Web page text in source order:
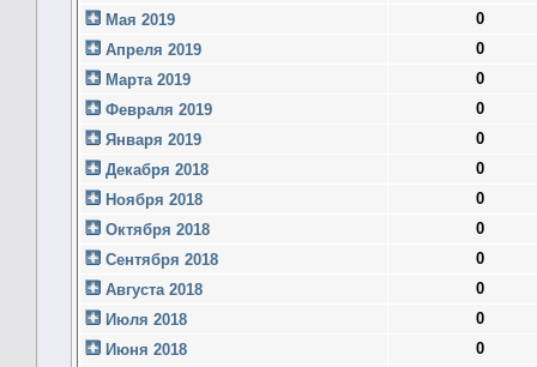
Мая 2019
0
Апреля 2019
0
Марта 2019
0
Февраля 2019
0
Января 2019
0
Декабря 2018
0
Ноября 2018
0
Октября 2018
0
Сентября 2018
0
Августа 2018
0
Июля 2018
0
Июня 2018
0